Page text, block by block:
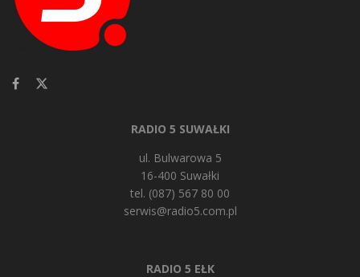
RADIO 5 SUWAŁKI
ul. Bulwarowa 5
16-400 Suwałki
tel. (087) 567 80 00
serwis@radio5.com.pl
RADIO 5 EŁK